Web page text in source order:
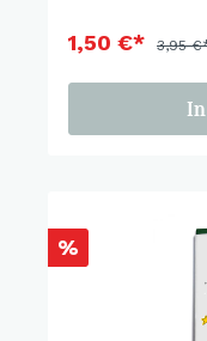
1,50 €* 3,95
%